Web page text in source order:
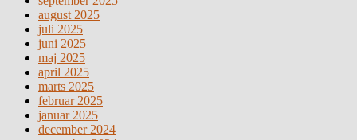
august 2025
juli 2025
juni 2025
maj 2025
april 2025
marts 2025
februar 2025
januar 2025
december 2024